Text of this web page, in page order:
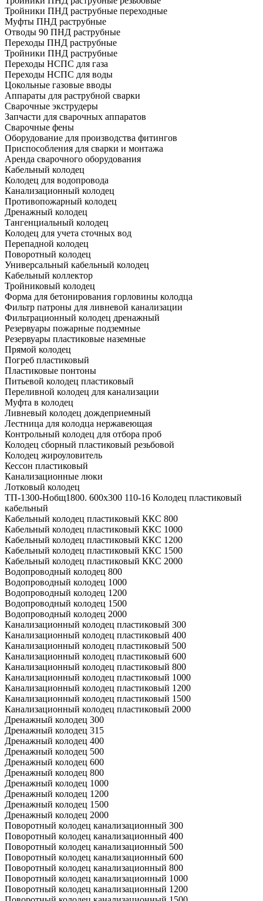
Тройники ПНД раструбные переходные
Муфты ПНД раструбные
Отводы 90 ПНД раструбные
Переходы ПНД раструбные
Тройники ПНД раструбные
Переходы НСПС для газа
Переходы НСПС для воды
Цокольные газовые вводы
Аппараты для раструбной сварки
Сварочные экструдеры
Запчасти для сварочных аппаратов
Сварочные фены
Оборудование для производства фитингов
Приспособления для сварки и монтажа
Аренда сварочного оборудования
Кабельный колодец
Колодец для водопровода
Канализационный колодец
Противопожарный колодец
Дренажный колодец
Тангенциальный колодец
Колодец для учета сточных вод
Перепадной колодец
Поворотный колодец
Универсальный кабельный колодец
Кабельный коллектор
Тройниковый колодец
Форма для бетонирования горловины колодца
Фильтр патроны для ливневой канализации
Фильтрационный колодец дренажный
Резервуары пожарные подземные
Резервуары пластиковые наземные
Прямой колодец
Погреб пластиковый
Пластиковые понтоны
Питьевой колодец пластиковый
Переливной колодец для канализации
Муфта в колодец
Ливневый колодец дождеприемный
Лестница для колодца нержавеющая
Контрольный колодец для отбора проб
Колодец сборный пластиковый резьбовой
Колодец жироуловитель
Кессон пластиковый
Канализационные люки
Лотковый колодец
ТП-1300-Hобщ1800. 600х300 110-16 Колодец пластиковый
кабельный
Кабельный колодец пластиковый ККС 800
Кабельный колодец пластиковый ККС 1000
Кабельный колодец пластиковый ККС 1200
Кабельный колодец пластиковый ККС 1500
Кабельный колодец пластиковый ККС 2000
Водопроводный колодец 800
Водопроводный колодец 1000
Водопроводный колодец 1200
Водопроводный колодец 1500
Водопроводный колодец 2000
Канализационный колодец пластиковый 300
Канализационный колодец пластиковый 400
Канализационный колодец пластиковый 500
Канализационный колодец пластиковый 600
Канализационный колодец пластиковый 800
Канализационный колодец пластиковый 1000
Канализационный колодец пластиковый 1200
Канализационный колодец пластиковый 1500
Канализационный колодец пластиковый 2000
Дренажный колодец 300
Дренажный колодец 315
Дренажный колодец 400
Дренажный колодец 500
Дренажный колодец 600
Дренажный колодец 800
Дренажный колодец 1000
Дренажный колодец 1200
Дренажный колодец 1500
Дренажный колодец 2000
Поворотный колодец канализационный 300
Поворотный колодец канализационный 400
Поворотный колодец канализационный 500
Поворотный колодец канализационный 600
Поворотный колодец канализационный 800
Поворотный колодец канализационный 1000
Поворотный колодец канализационный 1200